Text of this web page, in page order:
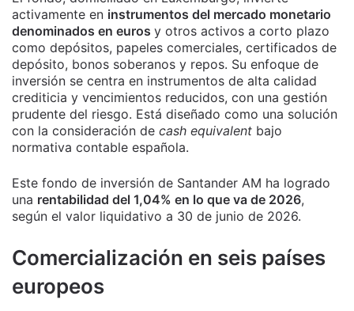
activamente en instrumentos del mercado monetario
denominados en euros y otros activos a corto plazo
como depósitos, papeles comerciales, certificados de
depósito, bonos soberanos y repos. Su enfoque de
inversión se centra en instrumentos de alta calidad
crediticia y vencimientos reducidos, con una gestión
prudente del riesgo. Está diseñado como una solución
con la consideración de cash equivalent bajo
normativa contable española.
Este fondo de inversión de Santander AM ha logrado
una rentabilidad del 1,04% en lo que va de 2026,
según el valor liquidativo a 30 de junio de 2026.
Comercialización en seis países
europeos